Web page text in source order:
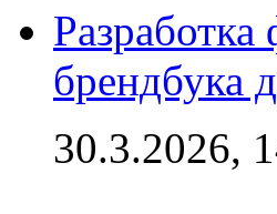
брендбука
30.3.2026,